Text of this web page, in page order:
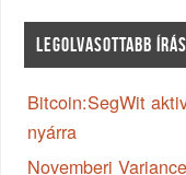
LEGOLVASOTTABB
Bitcoin:SegWit
nyárra
Novemberi